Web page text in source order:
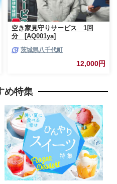
空き家見守りサービス 1回
分 [AQ001ya]
茨城県八千代町
12,000円
め特集